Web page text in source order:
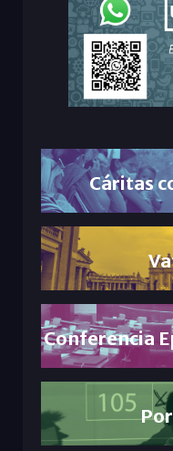
Cáritas
Conferencia